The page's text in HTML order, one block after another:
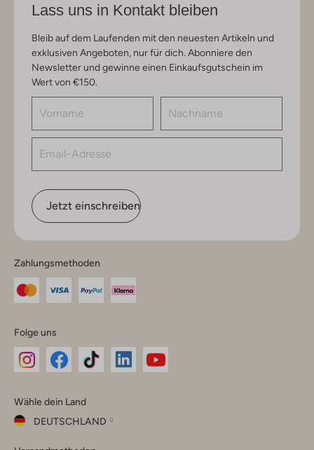
Lass uns in Kontakt bleiben
Bleib auf dem Laufenden mit den neuesten Artikeln und
exklusiven Angeboten, nur für dich. Abonniere den
Newsletter und gewinne einen Einkaufsgutschein im
Wert von €150.
Jetzt einschreiben
Zahlungsmethoden
Folge uns
Instagram
Facebook
TikTok
Wähle dein Land
DEUTSCHLAND